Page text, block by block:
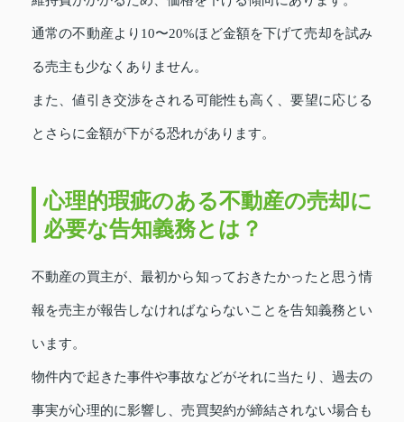
通常の不動産より10〜20%ほど金額を下げて売却を試み
る売主も少なくありません。
また、値引き交渉をされる可能性も高く、要望に応じる
とさらに金額が下がる恐れがあります。
心理的瑕疵のある不動産の売却に
必要な告知義務とは？
不動産の買主が、最初から知っておきたかったと思う情
報を売主が報告しなければならないことを告知義務とい
います。
物件内で起きた事件や事故などがそれに当たり、過去の
事実が心理的に影響し、売買契約が締結されない場合も